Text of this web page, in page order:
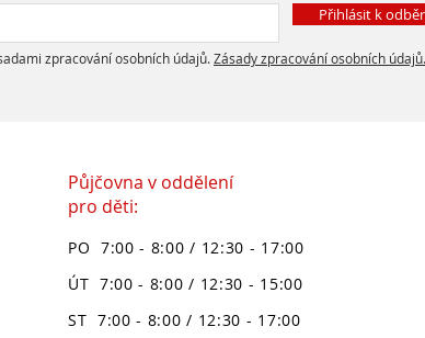
Půjčovna v oddělení
pro děti:
PO 7:00 - 8:00 / 12:30 - 17:00
ÚT 7:00 - 8:00 / 12:30 - 15:00
ST 7:00 - 8:00 / 12:30 - 17:00
Přihlásit k
zpracování osobních údajů.Zásady zpracování osobních údajů.